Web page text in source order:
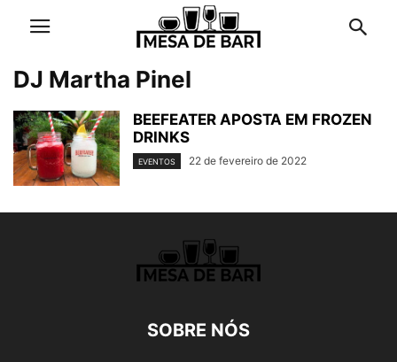
DJ Martha Pinel
BEEFEATER APOSTA EM FROZEN
DRINKS
EVENTOS 22 de fevereiro de 2022
SOBRE NÓS